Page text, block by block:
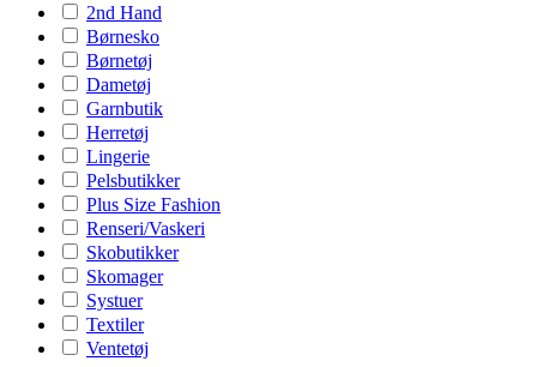
2nd Hand
Børnesko
Børnetøj
Dametøj
Garnbutik
Herretøj
Lingerie
Pelsbutikker
Plus Size Fashion
Renseri/Vaskeri
Skobutikker
Skomager
Systuer
Textiler
Ventetøj